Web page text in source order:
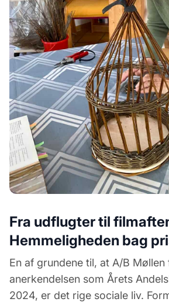
Fra udflugter til
Hemmeligheden bag
En af grundene til, at A/B Møllen
anerkendelsen som Årets
2024, er det rige sociale liv.